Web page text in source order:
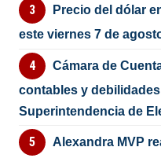
Precio del dólar
este viernes 7 de
Cámara de
contables y
Superintendencia de
Alexandra MVP